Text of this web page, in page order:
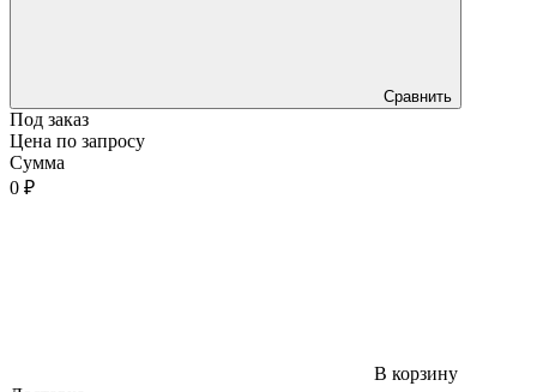
Сравнить
Под заказ
Цена по запросу
Сумма
0 ₽
В корзину